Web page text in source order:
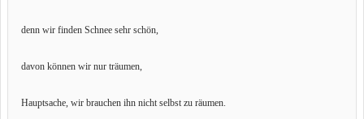
denn wir finden Schnee sehr schön,
davon können wir nur träumen,
Hauptsache, wir brauchen ihn nicht selbst zu räumen.